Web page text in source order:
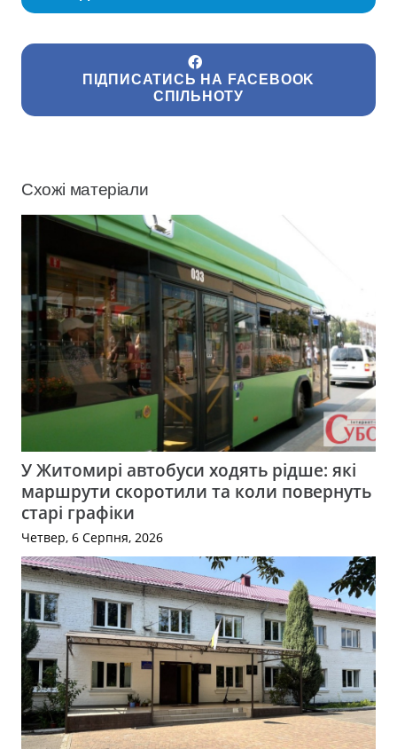
ПІДПИСАТИСЬ НА FACEBOOK
СПІЛЬНОТУ
Схожі матеріали
У Житомирі автобуси ходять рідше: які
маршрути скоротили та коли повернуть
старі графіки
Четвер, 6 Серпня, 2026